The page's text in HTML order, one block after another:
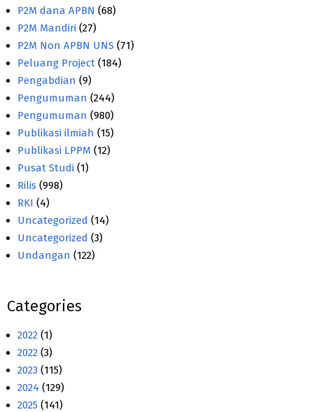
P2M dana APBN (68)
P2M Mandiri (27)
P2M Non APBN UNS (71)
Peluang Project (184)
Pengabdian (9)
Pengumuman (244)
Pengumuman (980)
Publikasi ilmiah (15)
Publikasi LPPM (12)
Pusat Studi (1)
Rilis (998)
RKI (4)
Uncategorized (14)
Uncategorized (3)
Undangan (122)
Categories
2022 (1)
2022 (3)
2023 (115)
2024 (129)
2025 (141)